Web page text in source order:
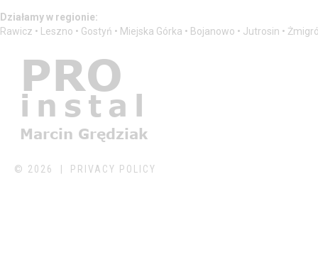
Działamy w regionie:
Rawicz • Leszno • Gostyń • Miejska Górka • Bojanowo • Jutrosin •
© 2026 PRIVACY POLICY